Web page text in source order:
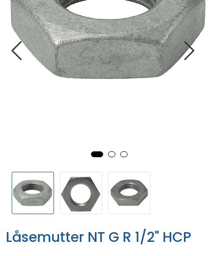
Låsemutter NT G R 1/2" HCP